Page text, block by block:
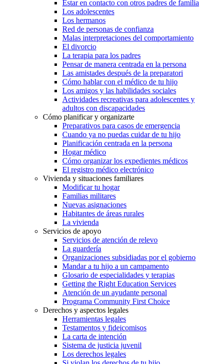
Estar en contacto con otros padres de familia
Los adolescentes
Los hermanos
Red de personas de confianza
Malas interpretaciones del comportamiento
El divorcio
La terapia para los padres
Pensar de manera centrada en la persona
Las amistades después de la preparatori
Cómo hablar con el médico de tu hijo
Los amigos y las habilidades sociales
Actividades recreativas para adolescentes y
adultos con discapacidades
Cómo planificar y organizarte
Preparativos para casos de emergencia
Cuando ya no puedas cuidar de tu hijo
Planificación centrada en la persona
Hogar médico
Cómo organizar los expedientes médicos
El registro médico electrónico
Vivienda y situaciones familiares
Modificar tu hogar
Familias militares
Nuevas asignaciones
Habitantes de áreas rurales
La vivienda
Servicios de apoyo
Servicios de atención de relevo
La guardería
Organizaciones subsidiadas por el gobierno
Mandar a tu hijo a un campamento
Glosario de especialidades y terapias
Getting the Right Education Services
Atención de un ayudante personal
Programa Community First Choice
Derechos y aspectos legales
Herramientas legales
Testamentos y fideicomisos
La carta de intención
Sistema de justicia juvenil
Los derechos legales